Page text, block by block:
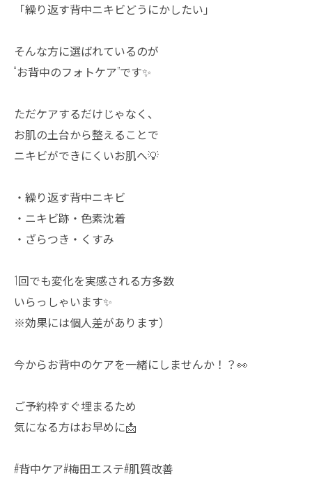
「繰り返す背中ニキビどうにかしたい」
そんな方に選ばれているのが
“お背中のフォトケア”です✨
ただケアするだけじゃなく、
お肌の土台から整えることで
ニキビができにくいお肌へ💡
・繰り返す背中ニキビ
・ニキビ跡・色素沈着
・ざらつき・くすみ
1回でも変化を実感される方多数
いらっしゃいます✨
※効果には個人差があります）
今からお背中のケアを一緒にしませんか！？👀
ご予約枠すぐ埋まるため
気になる方はお早めに📩
#背中ケア#梅田エステ#肌質改善